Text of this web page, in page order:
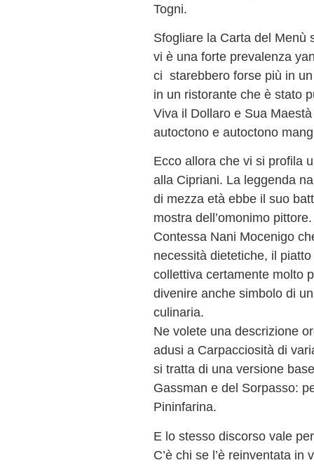
Togni.
Sfogliare la Carta del Menù
vi è una forte prevalenza
ci starebbero forse più in
in un ristorante che è stato
Viva il Dollaro e Sua
autoctono e autoctono
Ecco allora che vi si profila
alla Cipriani. La leggenda
di mezza età ebbe il suo
mostra dell’omonimo
Contessa Nani Mocenigo
necessità dietetiche, il
collettiva certamente molto
divenire anche simbolo di
culinaria.
Ne volete una descrizione
adusi a Carpacciosità di
si tratta di una versione
Gassman e del Sorpasso:
Pininfarina.
E lo stesso discorso vale
C’è chi se l’è reinventata